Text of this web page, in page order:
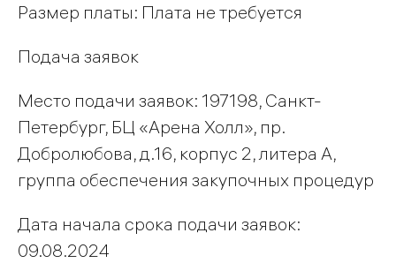
Размер платы: Плата не требуется
Подача заявок
Место подачи заявок: 197198, Санкт-
Петербург, БЦ «Арена Холл», пр.
Добролюбова, д.16, корпус 2, литера А,
группа обеспечения закупочных процедур
Дата начала срока подачи заявок:
09.08.2024